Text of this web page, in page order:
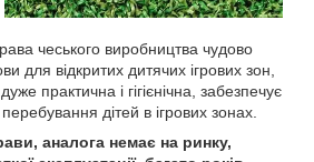
чеського виробництва чудово
для відкритих дитячих ігрових зон,
практична і гігієнічна, забезпечує
дітей в ігрових зонах.
аналога немає на ринку,